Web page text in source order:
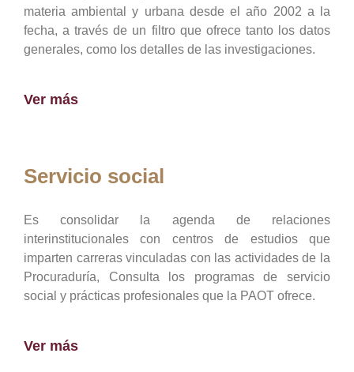
materia ambiental y urbana desde el año 2002 a la
fecha, a través de un filtro que ofrece tanto los datos
generales, como los detalles de las investigaciones.
Ver más
Servicio social
Es consolidar la agenda de relaciones
interinstitucionales con centros de estudios que
imparten carreras vinculadas con las actividades de la
Procuraduría, Consulta los programas de servicio
social y prácticas profesionales que la PAOT ofrece.
Ver más